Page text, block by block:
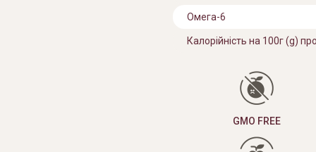
GMO FREE
Омега-6
Калорійність на 100г (g)